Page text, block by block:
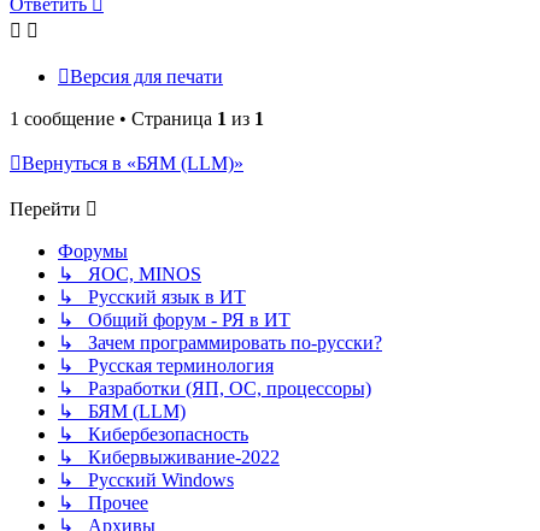
Ответить
Версия для печати
1 сообщение • Страница 1 из 1
Вернуться в «БЯМ (LLM)»
Перейти
Форумы
↳ ЯОС, MINOS
↳ Русский язык в ИТ
↳ Общий форум - РЯ в ИТ
↳ Зачем программировать по-русски?
↳ Русская терминология
↳ Разработки (ЯП, ОС, процессоры)
↳ БЯМ (LLM)
↳ Кибербезопасность
↳ Кибервыживание-2022
↳ Русский Windows
↳ Прочее
↳ Архивы